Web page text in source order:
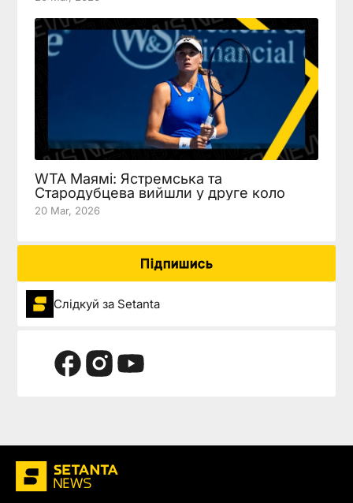
WTA Маямі: Ястремська та
Стародубцева вийшли у друге коло
20 Mar, 2026
Підпишись
Слідкуй за Setanta